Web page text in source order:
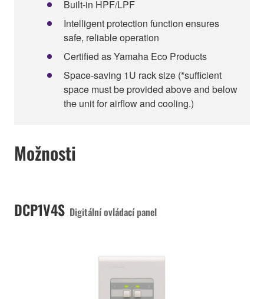
Built-in HPF/LPF
Intelligent protection function ensures
safe, reliable operation
Certified as Yamaha Eco Products
Space-saving 1U rack size (*sufficient
space must be provided above and below
the unit for airflow and cooling.)
Možnosti
DCP1V4S Digitální ovládací panel